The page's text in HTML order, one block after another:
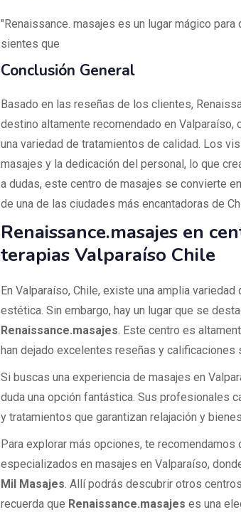
"Renaissance. masajes es un lugar mágico
sientes que
Conclusión General
Basado en las reseñas de los clientes,
destino altamente recomendado en Valparaíso,
una variedad de tratamientos de calidad. Los
masajes y la dedicación del personal, lo que
a dudas, este centro de masajes se convierte
de una de las ciudades más encantadoras de
Renaissance.masajes en
terapias Valparaíso Chile
En Valparaíso, Chile, existe una amplia
estética. Sin embargo, hay un lugar que se
Renaissance.masajes. Este centro es
han dejado excelentes reseñas y calificaciones
Si buscas una experiencia de masajes en
duda una opción fantástica. Sus profesionales
y tratamientos que garantizan relajación y
Para explorar más opciones, te
especializados en masajes en Valparaíso,
Mil Masajes. Allí podrás descubrir otros
recuerda que Renaissance.masajes es una